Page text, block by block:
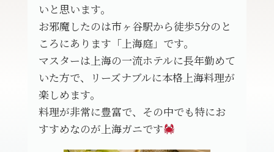
いと思います。
お邪魔したのは市ヶ谷駅から徒歩5分のと
ころにあります「上海庭」です。
マスターは上海の一流ホテルに長年勤めて
いた方で、リーズナブルに本格上海料理が
楽しめます。
料理が非常に豊富で、その中でも特にお
すすめなのが上海ガニです